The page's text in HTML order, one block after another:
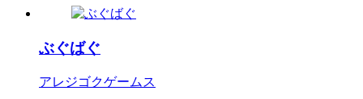
ぶぐばぐ
アレジゴクゲームス